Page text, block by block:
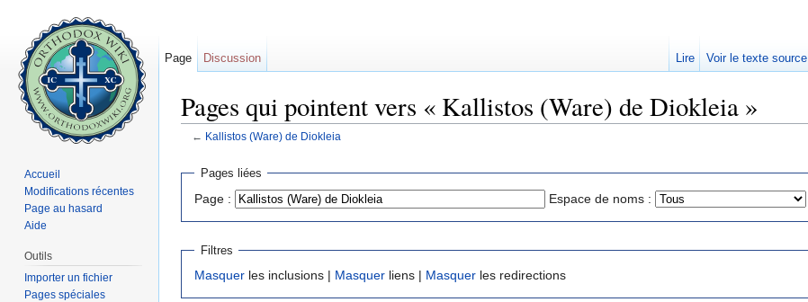
Pages qui pointent vers « Kallistos (Ware) de Diokleia »
← Kallistos (Ware) de Diokleia
Pages liées
Page : Espace de noms :
Filtres
Masquer les inclusions | Masquer liens | Masquer les redirections
Page Discussion Lire Voir le texte source
Accueil
Modifications récentes
Page au hasard
Aide
Outils
Importer un fichier
Pages spéciales